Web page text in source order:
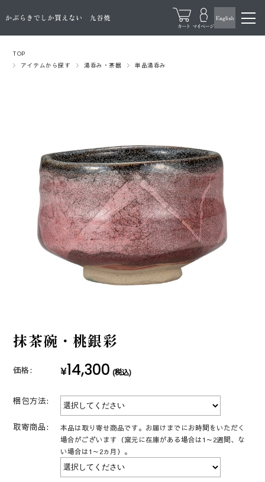
TOP
アイテムから探す
湯呑み・茶器 単品湯呑み
抹茶碗・桃銀彩
価格: ¥14,300 (税込)
梱包方法:
取寄商品:
本品は取り寄せ商品です。お届けまでにお時間をいただく
場合がございます（窯元に在庫がある場合は1～2週間、な
い場合は1～2ヵ月）。